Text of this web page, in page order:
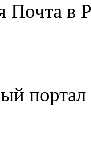
портал